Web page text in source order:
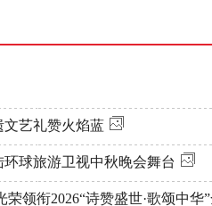
文艺礼赞火焰蓝
球旅游卫视中秋晚会舞台
领衔2026“诗赞盛世·歌颂中华